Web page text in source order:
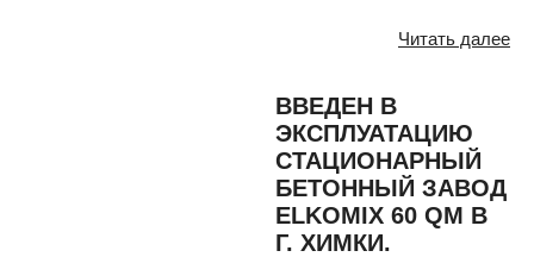
Читать далее
ВВЕДЕН В
ЭКСПЛУАТАЦИЮ
СТАЦИОНАРНЫЙ
БЕТОННЫЙ ЗАВОД
ELKOMIX 60 QM В
Г. ХИМКИ.